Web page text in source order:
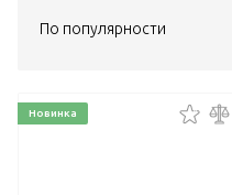
По популярности
Новинка